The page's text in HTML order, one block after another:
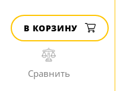
В КОРЗИНУ